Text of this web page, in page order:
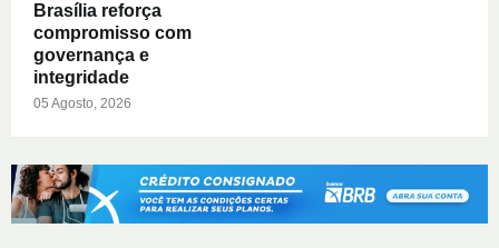
Brasília reforça
compromisso com
governança e
integridade
05 Agosto, 2026